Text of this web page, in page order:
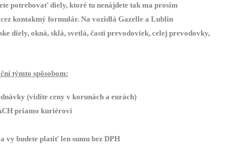
potrebovať diely, ktoré tu nenájdete tak ma prosím
kontaktný formulár. Na vozidlá Gazelle a Lublin
diely, okná, sklá, svetlá, časti prevodoviek, celej prevodovky,
týmto spôsobom:
(vidíte ceny v korunách a eurách)
priamo kuriérovi
a vy budete platiť len sumu bez DPH